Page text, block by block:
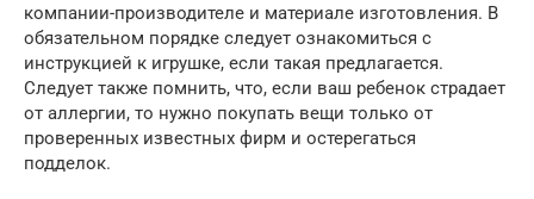
компании-производителе и материале изготовления. В
обязательном порядке следует ознакомиться с
инструкцией к игрушке, если такая предлагается.
Следует также помнить, что, если ваш ребенок страдает
от аллергии, то нужно покупать вещи только от
проверенных известных фирм и остерегаться
подделок.